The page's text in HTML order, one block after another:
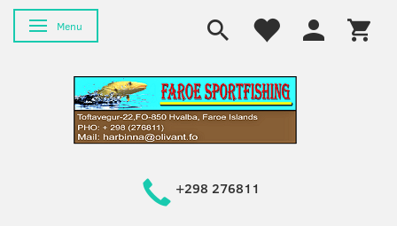
Skifte navigation
Menu
+298 276811